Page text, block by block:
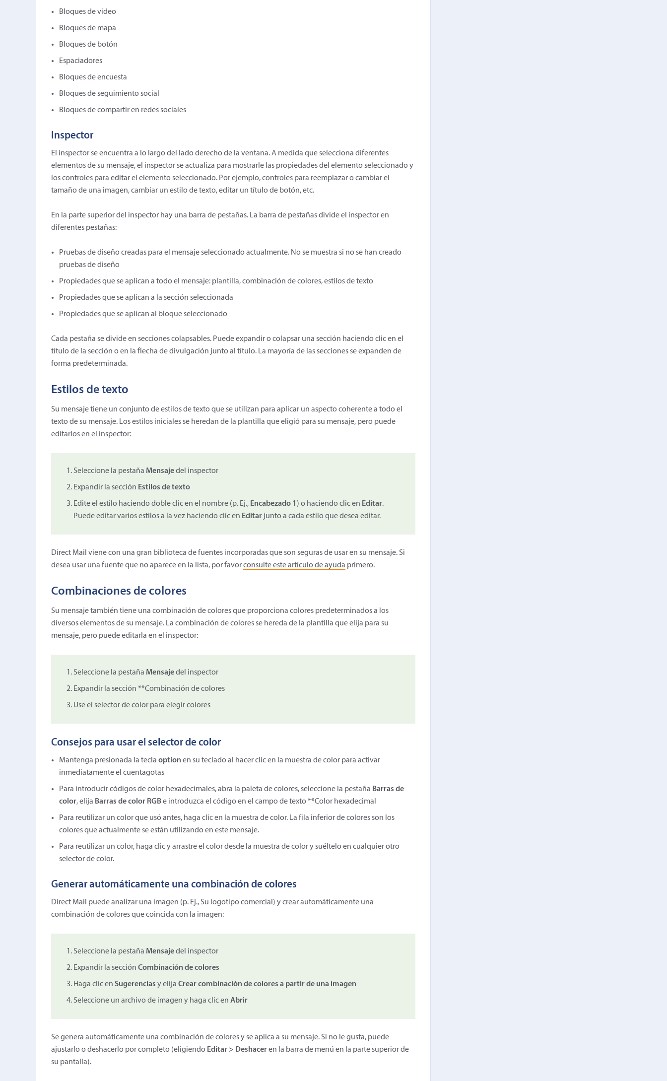
Bloques de video
Bloques de mapa
Bloques de botón
Espaciadores
Bloques de encuesta
Bloques de seguimiento social
Bloques de compartir en redes sociales
Inspector
El inspector se encuentra a lo largo del lado derecho de la ventana. A medida que selecciona diferentes
elementos de su mensaje, el inspector se actualiza para mostrarle las propiedades del elemento seleccionado y
los controles para editar el elemento seleccionado. Por ejemplo, controles para reemplazar o cambiar el
tamaño de una imagen, cambiar un estilo de texto, editar un título de botón, etc.
En la parte superior del inspector hay una barra de pestañas. La barra de pestañas divide el inspector en
diferentes pestañas:
Pruebas de diseño creadas para el mensaje seleccionado actualmente. No se muestra si no se han creado
pruebas de diseño
Propiedades que se aplican a todo el mensaje: plantilla, combinación de colores, estilos de texto
Propiedades que se aplican a la sección seleccionada
Propiedades que se aplican al bloque seleccionado
Cada pestaña se divide en secciones colapsables. Puede expandir o colapsar una sección haciendo clic en el
título de la sección o en la flecha de divulgación junto al título. La mayoría de las secciones se expanden de
forma predeterminada.
Estilos de texto
Su mensaje tiene un conjunto de estilos de texto que se utilizan para aplicar un aspecto coherente a todo el
texto de su mensaje. Los estilos iniciales se heredan de la plantilla que eligió para su mensaje, pero puede
editarlos en el inspector:
Seleccione la pestaña Mensajedel inspector
Expandir la sección Estilos de texto
Edite el estilo haciendo doble clic en el nombre (p. Ej., Encabezado 1 ) o haciendo clic en Editar.
Puede editar varios estilos a la vez haciendo clic en Editarjunto a cada estilo que desea editar.
Direct Mail viene con una gran biblioteca de fuentes incorporadas que son seguras de usar en su mensaje. Si
desea usar una fuente que no aparece en la lista, por favorconsulte este artículo de ayuda primero.
Combinaciones de colores
Su mensaje también tiene una combinación de colores que proporciona colores predeterminados a los
diversos elementos de su mensaje. La combinación de colores se hereda de la plantilla que elija para su
mensaje, pero puede editarla en el inspector:
Seleccione la pestaña Mensajedel inspector
Expandir la sección **Combinación de colores
Use el selector de color para elegir colores
Consejos para usar el selector de color
Mantenga presionada la tecla option en su teclado al hacer clic en la muestra de color para activar
inmediatamente el cuentagotas
Para introducir códigos de color hexadecimales, abra la paleta de colores, seleccione la pestaña Barras de
color, elija Barras de color RGBe introduzca el código en el campo de texto **Color hexadecimal
Para reutilizar un color que usó antes, haga clic en la muestra de color. La fila inferior de colores son los
colores que actualmente se están utilizando en este mensaje.
Para reutilizar un color, haga clic y arrastre el color desde la muestra de color y suéltelo en cualquier otro
selector de color.
Generar automáticamente una combinación de colores
Direct Mail puede analizar una imagen (p. Ej., Su logotipo comercial) y crear automáticamente una
combinación de colores que coincida con la imagen:
Seleccione la pestaña Mensajedel inspector
Expandir la sección Combinación de colores
Haga clic en Sugerencias y elija Crear combinación de colores a partir de una imagen
Seleccione un archivo de imagen y haga clic en Abrir
Se genera automáticamente una combinación de colores y se aplica a su mensaje. Si no le gusta, puede
ajustarlo o deshacerlo por completo (eligiendo Editar > Deshaceren la barra de menú en la parte superior de
su pantalla).